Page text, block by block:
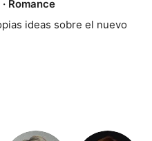
· Romance
ideas sobre el nuevo